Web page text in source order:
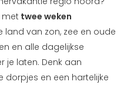
met twee weken
land van zon, zee en oude
en alle dagelijkse
je laten. Denk aan
dorpjes en een hartelijke